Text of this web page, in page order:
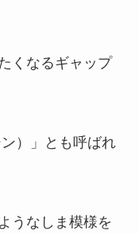
くなるギャップ
）」とも呼ばれ
うなしま模様を